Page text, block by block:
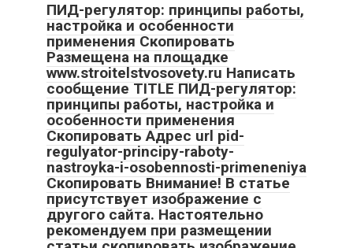
ПИД-регулятор: принципы работы,
настройка и особенности
применения Скопировать
Размещена на площадке
www.stroitelstvosovety.ru Написать
сообщение TITLE ПИД-регулятор:
принципы работы, настройка и
особенности применения
Скопировать Адрес url pid-
regulyator-principy-raboty-
nastroyka-i-osobennosti-primeneniya
Скопировать Внимание! В статье
присутствует изображение с
другого сайта. Настоятельно
рекомендуем при размещении